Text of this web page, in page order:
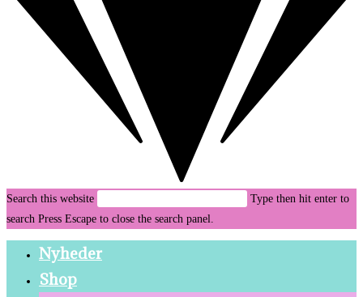
Search this website
Type then hit enter to
search Press Escape to close the search panel.
Nyheder
Shop